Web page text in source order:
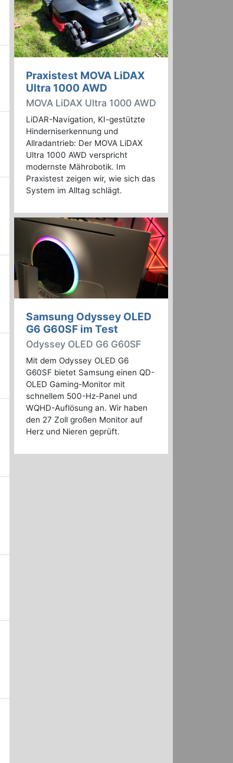
Praxistest MOVA LiDAX
Ultra 1000 AWD
MOVA LiDAX Ultra 1000 AWD
LiDAR-Navigation, KI-gestützte
Hinderniserkennung und
Allradantrieb: Der MOVA LiDAX
Ultra 1000 AWD verspricht
modernste Mährobotik. Im
Praxistest zeigen wir, wie sich das
System im Alltag schlägt.
Samsung Odyssey OLED
G6 G60SF im Test
Odyssey OLED G6 G60SF
Mit dem Odyssey OLED G6
G60SF bietet Samsung einen QD-
OLED Gaming-Monitor mit
schnellem 500-Hz-Panel und
WQHD-Auflösung an. Wir haben
den 27 Zoll großen Monitor auf
Herz und Nieren geprüft.